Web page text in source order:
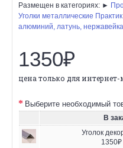
Размещен в категориях: ►
Уголки металлические
алюминий, латунь, нержавейка
1350₽
цена только для
Выберите необходимый
В
Уголок
1350₽